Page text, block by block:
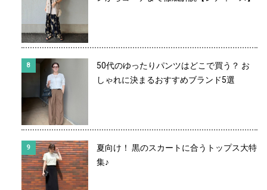
50代のゆったりパンツはどこで買う？ お
しゃれに決まるおすすめブランド5選
夏向け！ 黒のスカートに合うトップス大特
集♪